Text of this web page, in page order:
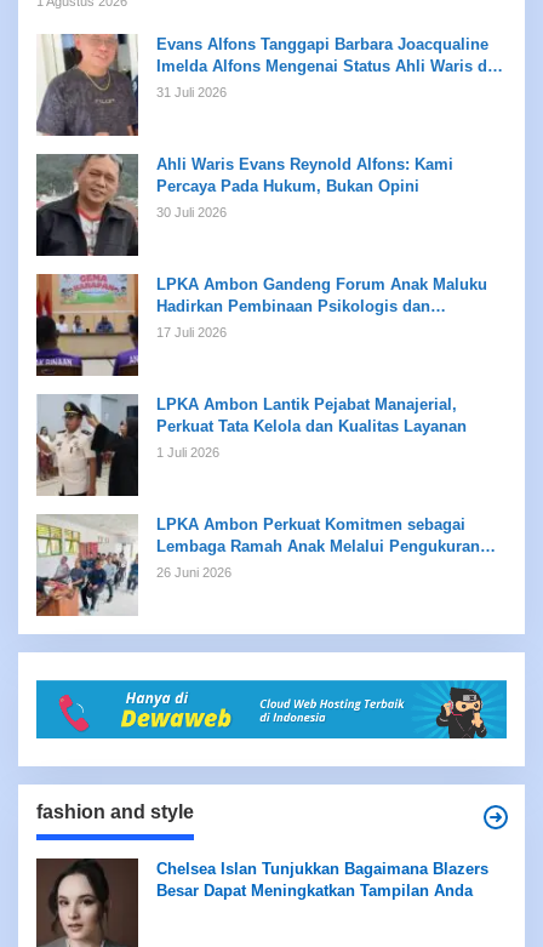
Evans Alfons Tanggapi Barbara Joacqualine
Imelda Alfons Mengenai Status Ahli Waris dan
Putusan Pengadilan
31 Juli 2026
Ahli Waris Evans Reynold Alfons: Kami
Percaya Pada Hukum, Bukan Opini
30 Juli 2026
LPKA Ambon Gandeng Forum Anak Maluku
Hadirkan Pembinaan Psikologis dan
Kreativitas bagi Anak Binaan
17 Juli 2026
LPKA Ambon Lantik Pejabat Manajerial,
Perkuat Tata Kelola dan Kualitas Layanan
1 Juli 2026
LPKA Ambon Perkuat Komitmen sebagai
Lembaga Ramah Anak Melalui Pengukuran
Standar LPKRA
26 Juni 2026
fashion and style
Chelsea Islan Tunjukkan Bagaimana Blazers
Besar Dapat Meningkatkan Tampilan Anda